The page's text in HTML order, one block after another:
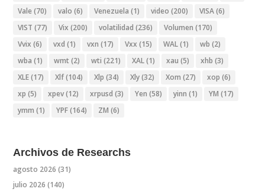
Vale (70) valo (6) Venezuela (1) video (200) VISA(6)
VIST (77) Vix (200) volatilidad (236) Volumen (170)
Vvix (6) vxd (1) vxn (17) Vxx (15) WAL(1) wb (2)
wba (1) wmt (2) wti (221) XAL(1) xau (5) xhb (3)
XLE(17) Xlf(104) Xlp (34) Xly(32) Xom (27) xop (6)
xp (5) xpev(12) xrpusd (3) Yen (58) yinn (1) YM (17)
ymm (1) YPF(164) ZM (6)
Archivos de Researchs
agosto 2026 (31)
julio 2026 (140)